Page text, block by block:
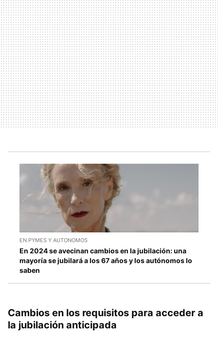
EN PYMES Y AUTONOMOS
En 2024 se avecinan cambios en la jubilación: una
mayoría se jubilará a los 67 años y los autónomos lo
saben
Cambios en los requisitos para acceder a
la jubilación anticipada